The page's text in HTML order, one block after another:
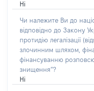
Ні
Чи належите Ви до
відповідно до Закону
протидію легалізації
злочинним шляхом,
фінансуванню
знищення”?
Ні